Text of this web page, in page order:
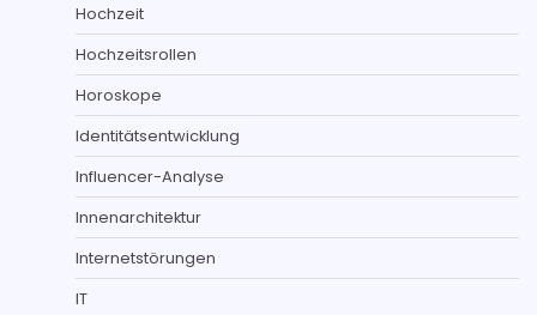
Hochzeit
Hochzeitsrollen
Horoskope
Identitätsentwicklung
Influencer-Analyse
Innenarchitektur
Internetstörungen
IT